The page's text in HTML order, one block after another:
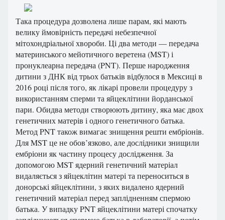
Така процедура дозволена лише парам, які мають
велику ймовірність передачі небезпечної
мітохондріальної хвороби. Ці два методи — передача
материнського мейотичного веретена (MST) і
пронуклеарна передача (PNT). Перше народження
дитини з ДНК від трьох батьків відбулося в Мексиці в
2016 році після того, як лікарі провели процедуру з
використанням сперми та яйцеклітини йорданської
пари. Обидва методи створюють дитину, яка має двох
генетичних матерів і одного генетичного батька.
Метод PNT також вимагає знищення решти ембріонів.
Для MST це не обов’язково, але дослідники знищили
ембріони як частину процесу дослідження. За
допомогою MST ядерний генетичний матеріал
видаляється з яйцеклітин матері та переноситься в
донорські яйцеклітини, з яких видалено ядерний
генетичний матеріал перед заплідненням спермою
батька. У випадку PNT яйцеклітини матері спочатку